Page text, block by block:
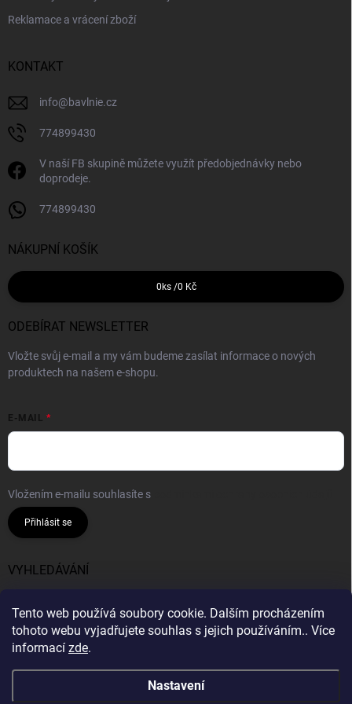
Tento web používá soubory cookie. Dalším procházením
tohoto webu vyjadřujete souhlas s jejich používáním.. Více
informací zde.
Nastavení
Reklamace a vrácení zboží
KONTAKT
info@bavlnie.cz
774899430
V naší FB skupině můžete využít předobjednávky nebo
doprodeje.
774899430
NÁKUPNÍ KOŠÍK
0 ks /0 Kč
ODEBÍRAT NEWSLETTER
Vložte svůj e-mail a my vám budeme zasílat informace o nových
produktech na našem e-shopu.
E-MAIL
Vložením e-mailu souhlasíte s
Přihlásit se
VYHLEDÁVÁNÍ
Hledat
Bavlnie. Všechna práva vyhrazena.